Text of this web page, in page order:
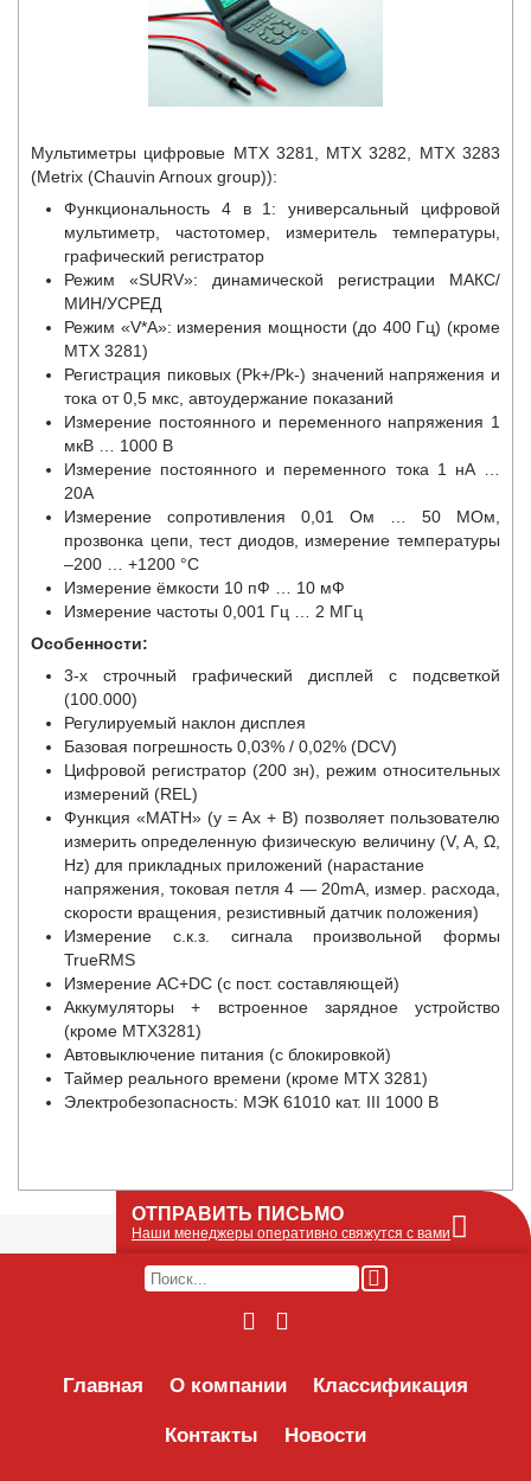
Мультиметры цифровые MTX 3281, MTX 3282, MTX 3283
(Metrix (Chauvin Arnoux group)):
Функциональность 4 в 1: универсальный цифровой
мультиметр, частотомер, измеритель температуры,
графический регистратор
Режим «SURV»: динамической регистрации МАКС/
МИН/УСРЕД
Режим «V*A»: измерения мощности (до 400 Гц) (кроме
MTX 3281)
Регистрация пиковых (Pk+/Pk-) значений напряжения и
тока от 0,5 мкс, автоудержание показаний
Измерение постоянного и переменного напряжения 1
мкВ … 1000 В
Измерение постоянного и переменного тока 1 нА …
20А
Измерение сопротивления 0,01 Ом … 50 МОм,
прозвонка цепи, тест диодов, измерение температуры
–200 … +1200 °С
Измерение ёмкости 10 пФ … 10 мФ
Измерение частоты 0,001 Гц … 2 МГц
Особенности:
3-х строчный графический дисплей с подсветкой
(100.000)
Регулируемый наклон дисплея
Базовая погрешность 0,03% / 0,02% (DCV)
Цифровой регистратор (200 зн), режим относительных
измерений (REL)
Функция «MATH» (y = Ax + B) позволяет пользователю
измерить определенную физическую величину (V, A, Ω,
Hz) для прикладных приложений (нарастание
напряжения, токовая петля 4 — 20mA, измер. расхода,
скорости вращения, резистивный датчик положения)
Измерение с.к.з. сигнала произвольной формы
TrueRMS
Измерение AC+DC (с пост. составляющей)
Аккумуляторы + встроенное зарядное устройство
(кроме MTX3281)
Автовыключение питания (с блокировкой)
Таймер реального времени (кроме MTX 3281)
Электробезопасность: МЭК 61010 кат. III 1000 В
Главная О компании Классификация
Контакты Новости
ОТПРАВИТЬ ПИСЬМО
Наши менеджеры оперативно свяжутся с вами
Оставьте Ваше сообщение или запрос по
его получим по e-mail и оперативно ответим!